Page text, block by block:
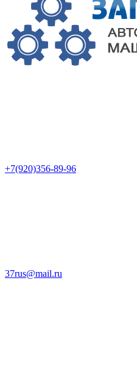
+7(920)356-89-96
37rus@mail.ru